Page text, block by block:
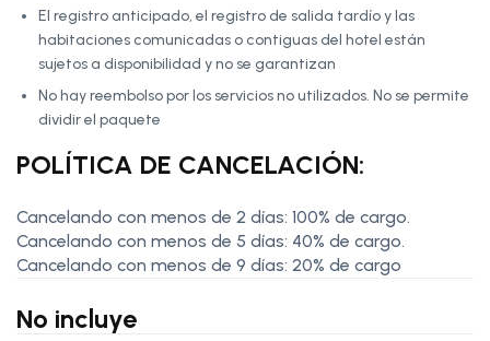
El registro anticipado, el registro de salida tardío y las
habitaciones comunicadas o contiguas del hotel están
sujetos a disponibilidad y no se garantizan
No hay reembolso por los servicios no utilizados. No se permite
dividir el paquete
POLÍTICA DE CANCELACIÓN:
Cancelando con menos de 2 días: 100% de cargo.
Cancelando con menos de 5 días: 40% de cargo.
Cancelando con menos de 9 días: 20% de cargo
No incluye